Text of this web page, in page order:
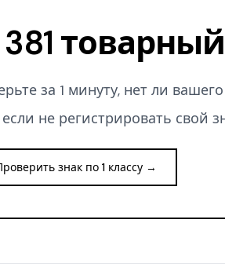
381
за 1 минуту, нет ли
не регистрировать свой
знак по 1 классу →